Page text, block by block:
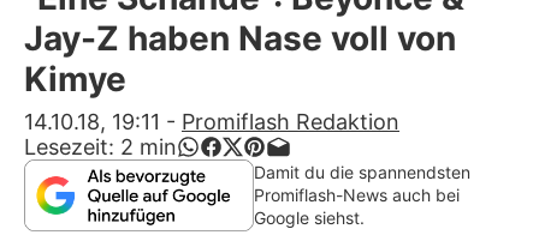
Alle Themen auf Promiflash
App runterladen
Team
Redaktionelle Richtlinien
Jay-Z haben Nase voll von
Kimye
14.10.18, 19:11 - Promiflash Redaktion
Lesezeit: 2 min
Damit du die spannendsten
Promiflash-News auch bei
Google siehst.